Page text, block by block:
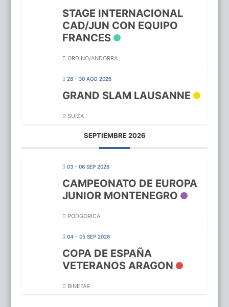
STAGE INTERNACIONAL
CAD/JUN CON EQUIPO
FRANCES
ORDINO/ANDORRA
28 - 30 AGO 2026
GRAND SLAM LAUSANNE
SUIZA
SEPTIEMBRE 2026
03 - 06 SEP 2026
CAMPEONATO DE EUROPA
JUNIOR MONTENEGRO
PODGORICA
04 - 05 SEP 2026
COPA DE ESPAÑA
VETERANOS ARAGON
BINEFAR